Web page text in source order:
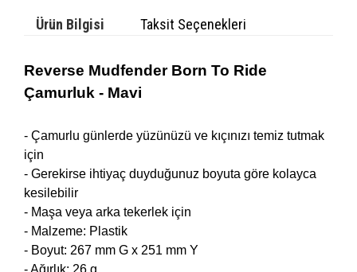
Ürün Bilgisi Taksit Seçenekleri
Reverse Mudfender Born To Ride
Çamurluk - Mavi
- Çamurlu günlerde yüzünüzü ve kıçınızı temiz tutmak
için
- Gerekirse ihtiyaç duyduğunuz boyuta göre kolayca
kesilebilir
- Maşa veya arka tekerlek için
- Malzeme: Plastik
- Boyut: 267 mm G x 251 mm Y
- Ağırlık: 26 g